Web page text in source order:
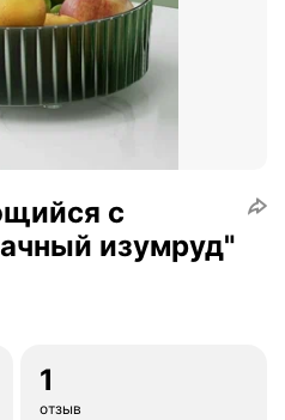
с
изумруд"
1
отзыв